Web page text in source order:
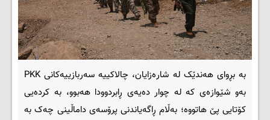
بە بڕوای هەندێک لە شارەزایان، چالاکییە سەربازییەکانی PKK
بەو شێوازەی کە لە چوار دەیەی ڕابردوودا هەبوو، بە کردەیی
کۆتایی پێ هاتووە؛ بەڵام ڕاگەیاندنی پرۆسەی داماڵینی چەک بە